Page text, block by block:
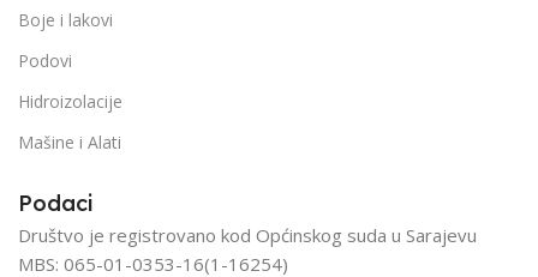
Boje i lakovi
Podovi
Hidroizolacije
Mašine i Alati
Podaci
Društvo je registrovano kod Općinskog suda u Sarajevu
MBS: 065-01-0353-16(1-16254)